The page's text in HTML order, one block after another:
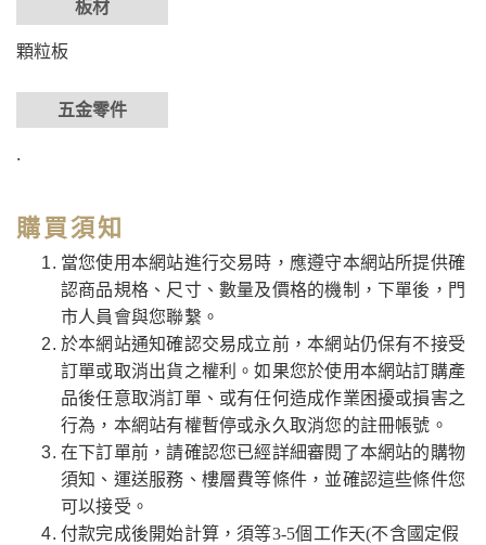
板材
顆粒板
五金零件
.
購買須知
當您使用本網站進行交易時，應遵守本網站所提供確
認商品規格、尺寸、數量及價格的機制，下單後，門
市人員會與您聯繫。
於本網站通知確認交易成立前，本網站仍保有不接受
訂單或取消出貨之權利。如果您於使用本網站訂購產
品後任意取消訂單、或有任何造成作業困擾或損害之
行為，本網站有權暫停或永久取消您的註冊帳號。
在下訂單前，請確認您已經詳細審閱了本網站的購物
須知、運送服務、樓層費等條件，並確認這些條件您
可以接受。
付款完成後開始計算，須等3-5個工作天(不含國定假